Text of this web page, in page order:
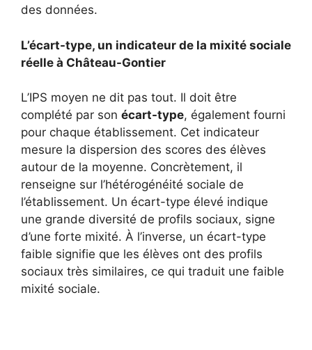
des données.
L’écart-type, un indicateur de la mixité sociale
réelle à Château-Gontier
L’IPS moyen ne dit pas tout. Il doit être
complété par son écart-type, également fourni
pour chaque établissement. Cet indicateur
mesure la dispersion des scores des élèves
autour de la moyenne. Concrètement, il
renseigne sur l’hétérogénéité sociale de
l’établissement. Un écart-type élevé indique
une grande diversité de profils sociaux, signe
d’une forte mixité. À l’inverse, un écart-type
faible signifie que les élèves ont des profils
sociaux très similaires, ce qui traduit une faible
mixité sociale.